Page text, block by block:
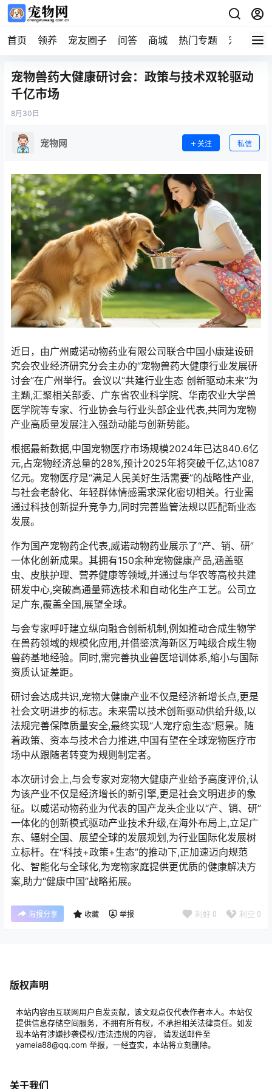
首页 领养 宠友圈子 问答 商城 热门专题 宠物企业
宠物兽药大健康研讨会：政策与技术双轮驱动
千亿市场
8月 30日
宠物网 关注 私信
近日，由广州威诺动物药业有限公司联合中国小康建设研
究会农业经济研究分会主办的“宠物兽药大健康行业发展研
讨会”在广州举行。会议以“共建行业生态 创新驱动未来”为
主题,汇聚相关部委、广东省农业科学院、华南农业大学兽
医学院等专家、行业协会与行业头部企业代表,共同为宠物
产业高质量发展注入强劲动能与创新势能。
根据最新数据,中国宠物医疗市场规模2024年已达840.6亿
元,占宠物经济总量的28%,预计2025年将突破千亿,达1087
亿元。宠物医疗是“满足人民美好生活需要”的战略性产业,
与社会老龄化、年轻群体情感需求深化密切相关。行业需
通过科技创新提升竞争力,同时完善监管法规以匹配新业态
发展。
作为国产宠物药企代表,威诺动物药业展示了“产、销、研”
一体化创新成果。其拥有150余种宠物健康产品,涵盖驱
虫、皮肤护理、营养健康等领域,并通过与华农等高校共建
研发中心,突破高通量筛选技术和自动化生产工艺。公司立
足广东,覆盖全国,展望全球。
与会专家呼吁建立纵向融合创新机制,例如推动合成生物学
在兽药领域的规模化应用,并借鉴滨海新区万吨级合成生物
兽药基地经验。同时,需完善执业兽医培训体系,缩小与国际
资质认证差距。
研讨会达成共识,宠物大健康产业不仅是经济新增长点,更是
社会文明进步的标志。未来需以技术创新驱动供给升级,以
法规完善保障质量安全,最终实现“人宠疗愈生态”愿景。随
着政策、资本与技术合力推进,中国有望在全球宠物医疗市
场中从跟随者转变为规则制定者。
本次研讨会上,与会专家对宠物大健康产业给予高度评价,认
为该产业不仅是经济增长的新引擎,更是社会文明进步的象
征。以威诺动物药业为代表的国产龙头企业以“产、销、研”
一体化的创新模式驱动产业技术升级,在海外布局上,立足广
东、辐射全国、展望全球的发展规划,为行业国际化发展树
立标杆。在“科技+政策+生态”的推动下,正加速迈向规范
化、智能化与全球化,为宠物家庭提供更优质的健康解决方
案,助力“健康中国”战略拓展。
海报分享 收藏 举报 利好 0 利空 0
版权声明
本站内容由互联网用户自发贡献，该文观点仅代表作者本人。本站仅
提供信息存储空间服务，不拥有所有权，不承担相关法律责任。如发
现本站有涉嫌抄袭侵权/违法违规的内容， 请发送邮件至
yameia88@qq.com 举报，一经查实，本站将立刻删除。
关于我们